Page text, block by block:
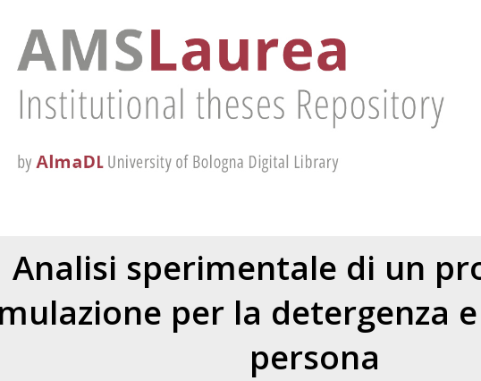
Analisi sperimentale di un
per la detergenza
persona